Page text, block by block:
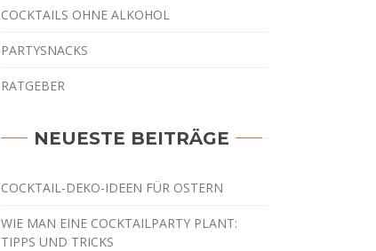
COCKTAILS OHNE ALKOHOL
PARTYSNACKS
RATGEBER
NEUESTE BEITRÄGE
COCKTAIL-DEKO-IDEEN FÜR OSTERN
WIE MAN EINE COCKTAILPARTY PLANT:
TIPPS UND TRICKS